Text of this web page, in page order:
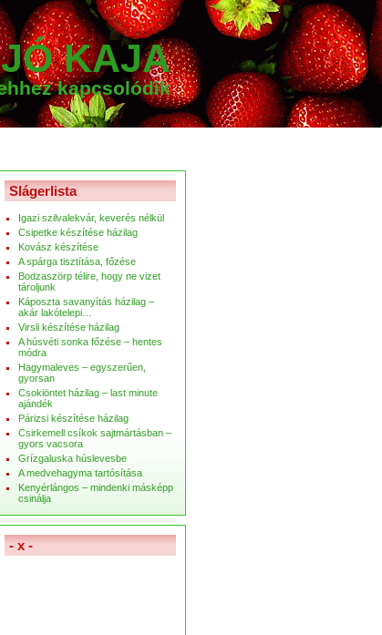
JÓ KAJA
kapcsolódik
Slágerlista
Igazi szilvalekvár, keverés nélkül
Csipetke készítése házilag
Kovász készítése
A spárga tisztítása, főzése
Bodzaszörp télire, hogy ne vizet
tároljunk
Káposzta savanyítás házilag –
akár lakótelepi…
Virsli készítése házilag
A húsvéti sonka főzése – hentes
módra
Hagymaleves – egyszerűen,
gyorsan
Csokiöntet házilag – last minute
ajándék
Párizsi készítése házilag
Csirkemell csíkok sajtmártásban –
gyors vacsora
Grízgaluska húslevesbe
A medvehagyma tartósítása
Kenyérlángos – mindenki másképp
csinálja
- x -